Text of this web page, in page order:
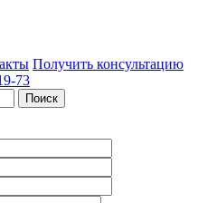
Получить консультацию
73